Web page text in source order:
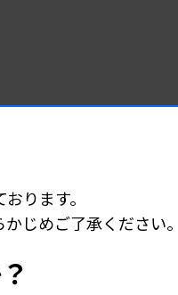
ります。
じめご了承ください。